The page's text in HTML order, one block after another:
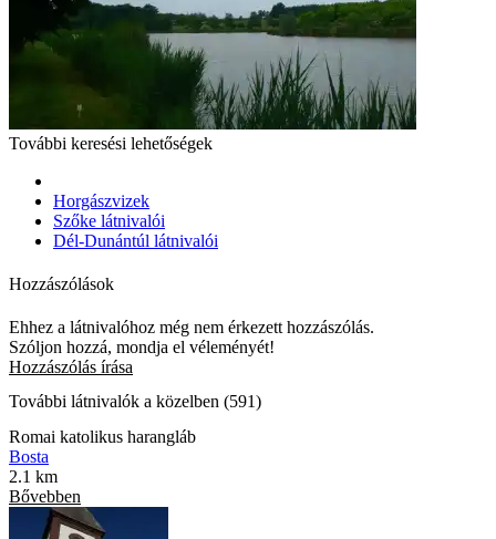
További keresési lehetőségek
Horgászvizek
Szőke látnivalói
Dél-Dunántúl látnivalói
Hozzászólások
Ehhez a látnivalóhoz még nem érkezett hozzászólás.
Szóljon hozzá, mondja el véleményét!
Hozzászólás írása
További látnivalók a közelben (591)
Romai katolikus harangláb
Bosta
2.1 km
Bővebben